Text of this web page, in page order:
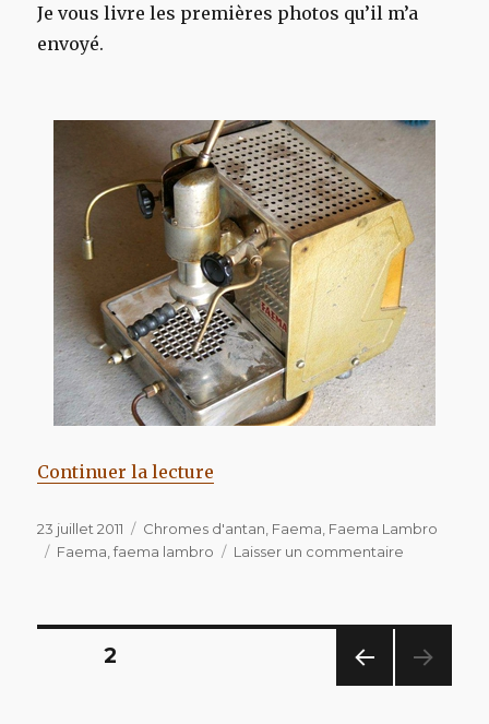
Je vous livre les premières photos qu’il m’a
envoyé.
Continuer la lecture
Publié
le
23 juillet 2011 Catégories
Chromes d'antan Faema Faema Lambro
Étiquettes
Faema ,faema lambro Laisser un commentaire
Navigation
PAGE2